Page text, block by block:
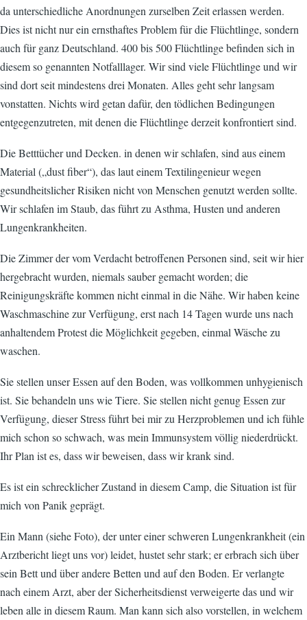
da unterschiedliche Anordnungen zurselben Zeit erlassen werden.
Dies ist nicht nur ein ernsthaftes Problem für die Flüchtlinge, sondern
auch für ganz Deutschland. 400 bis 500 Flüchtlinge befinden sich in
diesem so genannten Notfalllager. Wir sind viele Flüchtlinge und wir
sind dort seit mindestens drei Monaten. Alles geht sehr langsam
vonstatten. Nichts wird getan dafür, den tödlichen Bedingungen
entgegenzutreten, mit denen die Flüchtlinge derzeit konfrontiert sind.
Die Betttücher und Decken. in denen wir schlafen, sind aus einem
Material („dust fiber“), das laut einem Textilingenieur wegen
gesundheitslicher Risiken nicht von Menschen genutzt werden sollte.
Wir schlafen im Staub, das führt zu Asthma, Husten und anderen
Lungenkrankheiten.
Die Zimmer der vom Verdacht betroffenen Personen sind, seit wir hier
hergebracht wurden, niemals sauber gemacht worden; die
Reinigungskräfte kommen nicht einmal in die Nähe. Wir haben keine
Waschmaschine zur Verfügung, erst nach 14 Tagen wurde uns nach
anhaltendem Protest die Möglichkeit gegeben, einmal Wäsche zu
waschen.
Sie stellen unser Essen auf den Boden, was vollkommen unhygienisch
ist. Sie behandeln uns wie Tiere. Sie stellen nicht genug Essen zur
Verfügung, dieser Stress führt bei mir zu Herzproblemen und ich fühle
mich schon so schwach, was mein Immunsystem völlig niederdrückt.
Ihr Plan ist es, dass wir beweisen, dass wir krank sind.
Es ist ein schrecklicher Zustand in diesem Camp, die Situation ist für
mich von Panik geprägt.
Ein Mann (siehe Foto), der unter einer schweren Lungenkrankheit (ein
Arztbericht liegt uns vor) leidet, hustet sehr stark; er erbrach sich über
sein Bett und über andere Betten und auf den Boden. Er verlangte
nach einem Arzt, aber der Sicherheitsdienst verweigerte das und wir
leben alle in diesem Raum. Man kann sich also vorstellen, in welchem